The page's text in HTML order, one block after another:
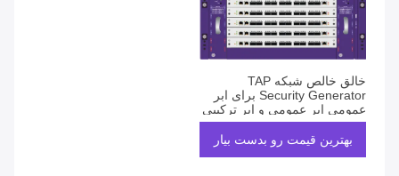
خالق خالص شبکه TAP
Security Generator برای ابر
عمومی ابر عمومی و ابر ترکیبی
بهترین قیمت رو بدست بیار